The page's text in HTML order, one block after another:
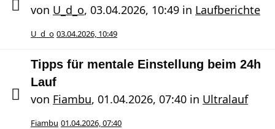
von U_d_o, 03.04.2026, 10:49 in Laufberichte
U_d_o 03.04.2026, 10:49
Tipps für mentale Einstellung beim 24h
Lauf
von Fiambu, 01.04.2026, 07:40 in Ultralauf
Fiambu 01.04.2026, 07:40